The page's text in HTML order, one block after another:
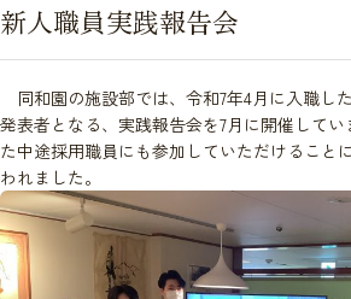
新人職員実践報告会
同和園の施設部では、令和7年4月に入職し
発表者となる、実践報告会を7月に開催して
た中途採用職員にも参加していただけること
われました。